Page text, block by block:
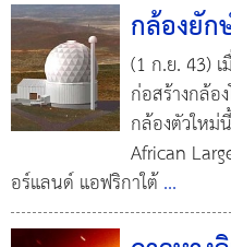
กล้องยัก
(1 ก.ย. 43)
ก่อสร้างกล้อ
กล้องตัวใหม่
African
อร์แลนด์ แอฟริกาใต้...